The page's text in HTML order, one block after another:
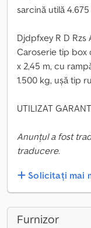
sarcină utilă
Djdpfxey R D Rzs
Caroserie tip box
x 2,45 m, cu
1.500 kg, ușă tip
UTILIZAT
Anunțul a fost
traducere.
Solicitați mai
Furnizor